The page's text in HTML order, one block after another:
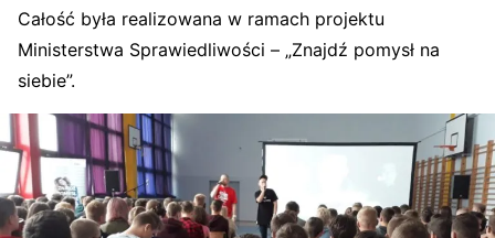
Całość była realizowana w ramach projektu
Ministerstwa Sprawiedliwości – „Znajdź pomysł na
siebie”.